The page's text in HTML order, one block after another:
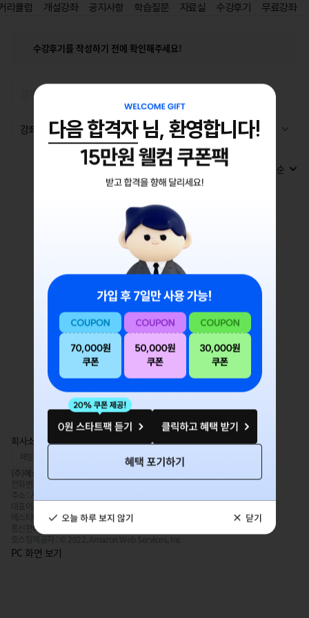
리큘럼 개설강좌 공지사항 학습질문 자료실 수강후기 무료강좌
수강후기를 작성하기 전에 확인해주세요!
수강평 리스트
강좌 전체
아직 등록된 수강후기가 없습니다.
이전 페이지로 가기
회사소개 이용약관개인정보처리방침강사모집
(주)에스티유니타스
전화번호 : 1670-1483이메일주소 : STunitas_cs@stunitas.com
주소 : 서울특별시 구로구 경인로 662, 15층 (신도림동, 디큐브시티 제타워동)
대표이사 : 김형국
에스티아카데미평생교육원(제1021호)
통신판매업신고 : 2022-서울구로-2373
호스팅제공자 : © 2022, Amazon Web Services, Inc
PC 화면 보기
다음 합격자 님, 환영합니다!